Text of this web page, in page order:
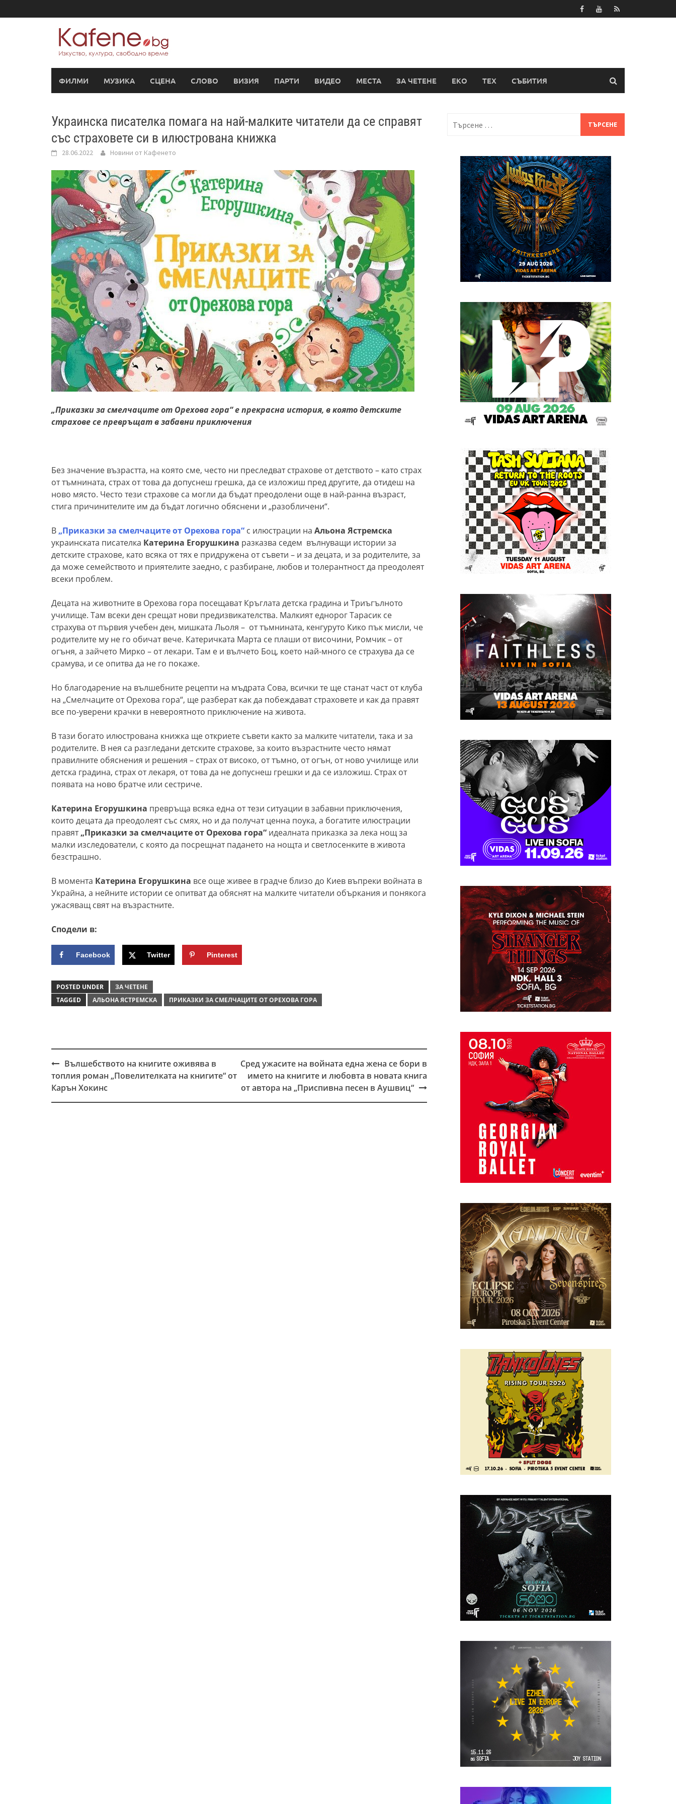
to
ФИЛМИ МУЗИКА СЦЕНА СЛОВО ВИЗИЯ ПАРТИ ВИДЕО МЕСТА ЗА ЧЕТЕНЕ ЕКО ТЕХ СЪБИТИЯ
Украинска писателка помага на най-малките читатели да се справят
със страховете си в илюстрована книжка
28.06.2022 Новини от Кафенето
„Приказки за смелчаците от Орехова гора“ е прекрасна история, в която детските
страхове се превръщат в забавни приключения
Без значение възрастта, на която сме, често ни преследват страхове от детството – като страх
от тъмнината, страх от това да допуснеш грешка, да се изложиш пред другите, да отидеш на
ново място. Често тези страхове са могли да бъдат преодолени още в най-ранна възраст,
стига причинителите им да бъдат логично обяснени и „разобличени“.
В „Приказки за смелчаците от Орехова гора“ с илюстрации на Альона Ястремска
украинската писателка Катерина Егорушкина разказва седем вълнуващи истории за
детските страхове, като всяка от тях е придружена от съвети – и за децата, и за родителите, за
да може семейството и приятелите заедно, с разбиране, любов и толерантност да преодолеят
всеки проблем.
Децата на животните в Орехова гора посещават Кръглата детска градина и Триъгълното
училище. Там всеки ден срещат нови предизвикателства. Малкият еднорог Тарасик се
страхува от първия учебен ден, мишката Льоля – от тъмнината, кенгуруто Кико пък мисли, че
родителите му не го оби­чат вече. Катеричката Марта се плаши от височини, Ромчик – от
огъня, а зайчето Мирко – от лекари. Там е и вълчето Боц, което най-много се страхува да се
срамува, и се опитва да не го покаже.
Но благодарение на вълшебните рецепти на мъдрата Сова, всички те ще станат част от клуба
на „Смелчаците от Орехова гора“, ще разберат как да побеждават страховете и как да правят
все по-уверени крачки в невероятното приключение на живота.
В тази богато илюстрована книжка ще откриете съвети както за малките читатели, така и за
родителите. В нея са разгледани детските страхове, за които възрастните често нямат
правилните обяснения и решения – страх от високо, от тъмно, от огън, от ново училище или
детска градина, страх от лекаря, от това да не допуснеш грешки и да се изложиш. Страх от
появата на ново братче или сестриче.
Катерина Егорушкина превръща всяка една от тези ситуации в забавни приключения,
които децата да преодолеят със смях, но и да получат ценна поука, a богатите илюстрации
правят„Приказки за смелчаците от Орехова гора“ идеалната приказка за лека нощ за
малки изследователи, с която да посрещнат падането на нощта и светлосенките в живота
безстрашно.
В момента Катерина Егорушкина все още живее в градче близо до Киев въпреки войната в
Украйна, а нейните истории се опитват да обяснят на малките читатели объркания и понякога
ужасяващ свят на възрастните.
Сподели в:
Facebook Twitter Pinterest
POSTED UNDER
ЗА ЧЕТЕНЕ
TAGGED
АЛЬОНА ЯСТРЕМСКА ПРИКАЗКИ ЗА СМЕЛЧАЦИТЕ ОТ ОРЕХОВА ГОРА
Post
navigation
Вълшебството на книгите оживява в
топлия роман „Повелителката на книгите“ от
Карън Хокинс
Сред ужасите на войната една жена се бори в
името на книгите и любовта в новата книга
от автора на „Приспивна песен в Аушвиц“
за: